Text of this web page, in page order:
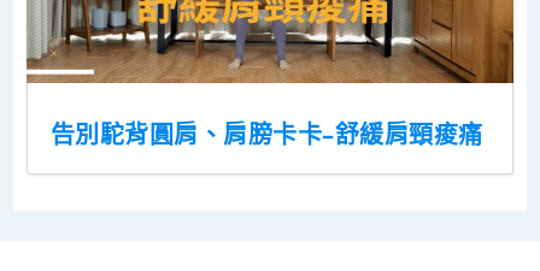
告別駝背圓肩、肩膀卡卡–舒緩肩頸痠痛